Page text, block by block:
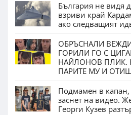
България не видя
взриви край
ако следващият
ОБРЪСНАЛИ
ГОРИЛИ ГО С
НАЙЛОНОВ ПЛИК.
ПАРИТЕ МУ И
Подмамен в
заснет на видео.
Георги Кузев